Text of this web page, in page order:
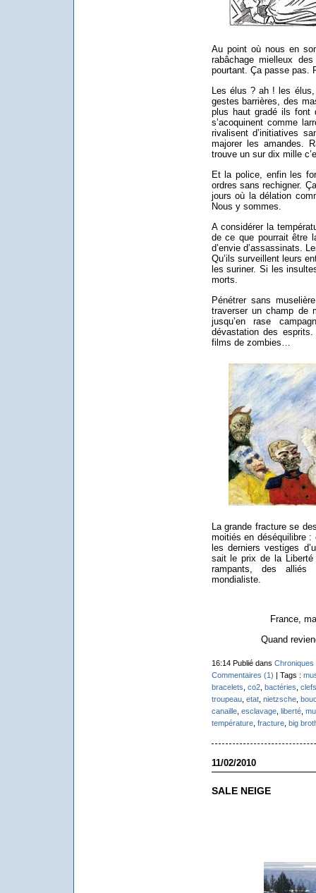
Au point où nous en
rabâchage mielleux
pourtant. Ça passe pas.
Les élus ? ah ! les
gestes barrières, des
plus haut gradé ils font
s’acoquinent comme
rivalisent d’initiatives
majorer les amandes.
trouve un sur dix mille
Et la police, enfin les
ordres sans rechigner.
jours où la délation
Nous y sommes.
A considérer la
de ce que pourrait être
d’envie d’assassinats.
Qu’ils surveillent leurs
les suriner. Si les
morts.
Pénétrer sans
traverser un champ de
jusqu’en rase
dévastation des
films de zombies…
La grande fracture se
moitiés en déséquilibre
les derniers vestiges
sait le prix de la
rampants, des alliés
mondialiste.
France,
Quand
16:14 Publié dans Chroniques
Commentaires (1) | Tags :
bracelets co2, bactéries clefs
troupeau, etat, nietzsche,
canaille, esclavage, liberté,
température, fracture, big
11/02/2010
SALE NEIGE